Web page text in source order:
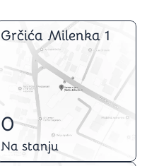
Grčića Milenka 1
0
Na stanju